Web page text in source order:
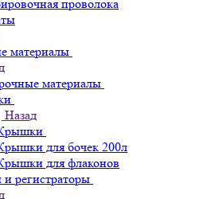
проволока
материалы
материалы
Назад
для бочек 200л
для флаконов
регистраторы